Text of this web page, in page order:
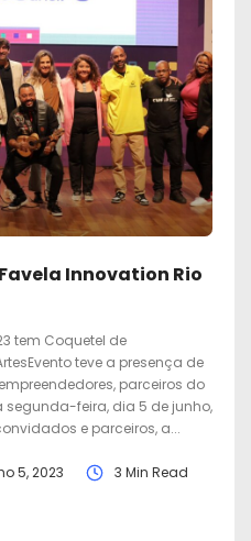
Innovation Rio
tem Coquetel de
teve a presença de
parceiros do
segunda-feira, dia 5 de junho,
e parceiros, a...
5, 2023 3 Min Read